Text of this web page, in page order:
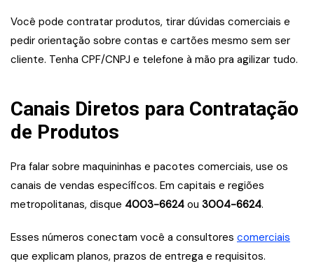
Você pode contratar produtos, tirar dúvidas comerciais e
pedir orientação sobre contas e cartões mesmo sem ser
cliente. Tenha CPF/CNPJ e telefone à mão pra agilizar tudo.
Canais Diretos para Contratação
de Produtos
Pra falar sobre maquininhas e pacotes comerciais, use os
canais de vendas específicos. Em capitais e regiões
metropolitanas, disque 4003-6624 ou 3004-6624.
Esses números conectam você a consultores comerciais
que explicam planos, prazos de entrega e requisitos.